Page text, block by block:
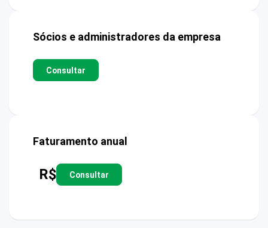
Sócios e administradores da empresa
Consultar
Faturamento anual
R$ Consultar